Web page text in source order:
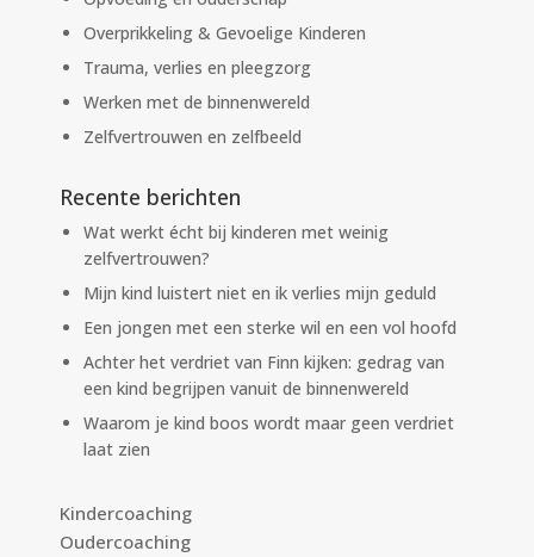
Overprikkeling & Gevoelige Kinderen
Trauma, verlies en pleegzorg
Werken met de binnenwereld
Zelfvertrouwen en zelfbeeld
Recente berichten
Wat werkt écht bij kinderen met weinig
zelfvertrouwen?
Mijn kind luistert niet en ik verlies mijn geduld
Een jongen met een sterke wil en een vol hoofd
Achter het verdriet van Finn kijken: gedrag van
een kind begrijpen vanuit de binnenwereld
Waarom je kind boos wordt maar geen verdriet
laat zien
Kindercoaching
Oudercoaching